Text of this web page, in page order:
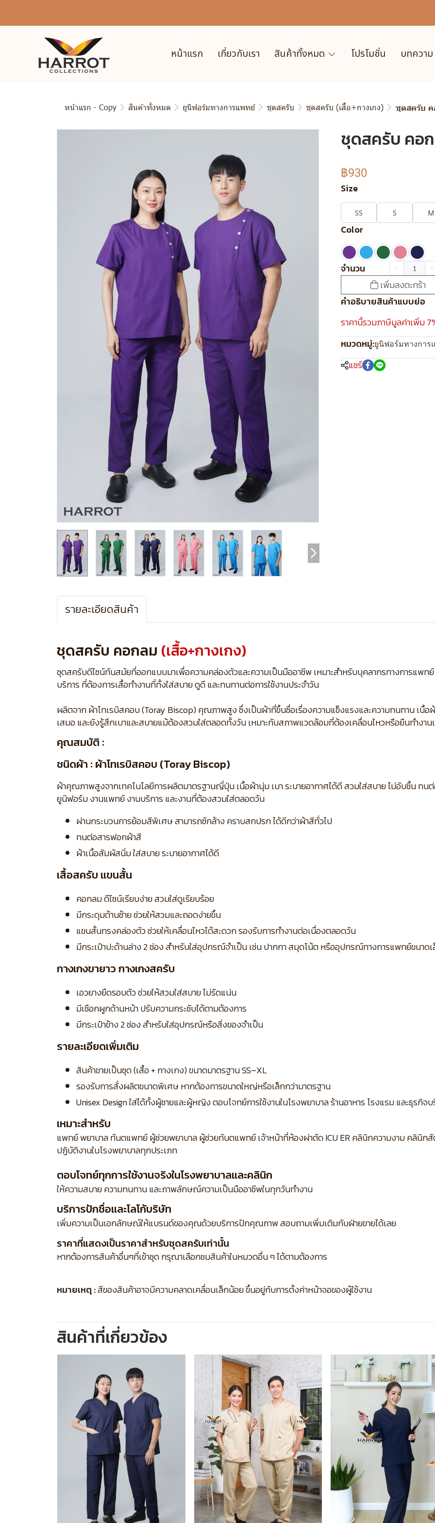
หน้าแรก เกี่ยวกับเรา สินค้าทั้งหมด โปรโมชั่น บทความ
หน้าแรก - Copy สินค้าทั้งหมด ยูนิฟอร์มทางการแพทย์ ชุดสครับ ชุดสครับ (เสื้อ+กางเกง) ชุดสครับ ค
ชุดสครับ คอก
฿930
Size
SS S M
Color
จำนวน
เพิ่มลงตะกร้า
คำอธิบายสินค้าแบบย่อ
ราคานี้รวมภาษีมูลค่าเพิ่ม
หมวดหมู่:ยูนิฟอร์มทางการ
แชร์
รายละเอียดสินค้า
ชุดสครับ คอกลม (เสื้อ+กางเกง)
ชุดสครับดีไซน์ทันสมัยที่ออกแบบมาเพื่อความคล่องตัวและความเป็นมืออาชีพ เหมาะสำหรับบุคลากรทางการแพ
บริการ ที่ต้องการเสื้อทำงานที่ทั้งใส่สบาย ดูดี และทนทานต่อการใช้งานประจำวัน
ผลิตจาก ผ้าโทเรบิสคอบ (Toray Biscop) คุณภาพสูง ซึ่งเป็นผ้าที่ขึ้นชื่อเรื่องความแข็งแรงและความทนทาน เนื้อ
เสมอ และยังรู้สึกเบาและสบายแม้ต้องสวมใส่ตลอดทั้งวัน เหมาะกับสภาพแวดล้อมที่ต้องเคลื่อนไหวหรือยืนทำงาน
คุณสมบัติ :
ชนิดผ้า : ผ้าโทเรบิสคอบ (Toray Biscop)
ผ้าคุณภาพสูงจากเทคโนโลยีการผลิตมาตรฐานญี่ปุ่น เนื้อผ้านุ่ม เบา ระบายอากาศได้ดี สวมใส่สบาย ไม่อับชื้น ทนต่
ยูนิฟอร์ม งานแพทย์ งานบริการ และงานที่ต้องสวมใส่ตลอดวัน
ผ่านกระบวนการย้อมสีพิเศษ สามารถซักล้าง คราบสกปรก ได้ดีกว่าผ้าสีทั่วไป
ทนต่อสารฟอกผ้าสี
ผ้าเนื้อสัมผัสนิ่ม ใส่สบาย ระบายอากาศได้ดี
เสื้อสครับ แขนสั้น
คอกลม ดีไซน์เรียบง่าย สวมใส่ดูเรียบร้อย
มีกระดุมด้านซ้าย ช่วยให้สวมและถอดง่ายขึ้น
แขนสั้นทรงคล่องตัว ช่วยให้เคลื่อนไหวได้สะดวก รองรับการทำงานต่อเนื่องตลอดวัน
มีกระเป๋าปะด้านล่าง 2 ช่อง สำหรับใส่อุปกรณ์จำเป็น เช่น ปากกา สมุดโน้ต หรืออุปกรณ์ทางการแพทย์ขนาด
กางเกงขายาว กางเกงสครับ
เอวยางยืดรอบตัว ช่วยให้สวมใส่สบาย ไม่รัดแน่น
มีเชือกผูกด้านหน้า ปรับความกระชับได้ตามต้องการ
มีกระเป๋าข้าง 2 ช่อง สำหรับใส่อุปกรณ์หรือสิ่งของจำเป็น
รายละเอียดเพิ่มเติม
สินค้าขายเป็นชุด (เสื้อ + กางเกง) ขนาดมาตรฐาน SS–XL
รองรับการสั่งผลิตขนาดพิเศษ หากต้องการขนาดใหญ่หรือเล็กกว่ามาตรฐาน
Unisex Design ใส่ได้ทั้งผู้ชายและผู้หญิง ตอบโจทย์การใช้งานในโรงพยาบาล ร้านอาหาร โรงแรม และธุรกิจ
เหมาะสำหรับ
แพทย์ พยาบาล ทันตแพทย์ ผู้ช่วยพยาบาล ผู้ช่วยทันตแพทย์ เจ้าหน้าที่ห้องผ่าตัด ICU ER คลินิกความงาม คลินิก
ปฏิบัติงานในโรงพยาบาลทุกประเภท
ตอบโจทย์ทุกการใช้งานจริงในโรงพยาบาลและคลินิก
ให้ความสบาย ความทนทาน และภาพลักษณ์ความเป็นมืออาชีพในทุกวันทำงาน
บริการปักชื่อและโลโก้บริษัท
เพิ่มความเป็นเอกลักษณ์ให้แบรนด์ของคุณด้วยบริการปักคุณภาพ สอบถามเพิ่มเติมกับฝ่ายขายได้เลย
ราคาที่แสดงเป็นราคาสำหรับชุดสครับเท่านั้น
หากต้องการสินค้าอื่นๆที่เข้าชุด กรุณาเลือกชมสินค้าในหมวดอื่น ๆ ได้ตามต้องการ
หมายเหตุ :สีของสินค้าอาจมีความคลาดเคลื่อนเล็กน้อย ขึ้นอยู่กับการตั้งค่าหน้าจอของผู้ใช้งาน
สินค้าที่เกี่ยวข้อง